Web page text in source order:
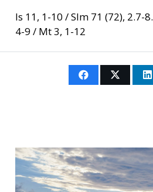
Is 11, 1-10 / Slm 71 (72), 2.7-
4-9 / Mt 3, 1-12